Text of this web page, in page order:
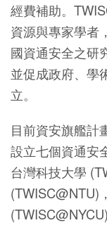
經費補助。
資源與專家學者
國資通安全之研
並促成政府、學
立。
目前資安旗艦計
設立七個資通安
台灣科技大學
(TWISC@NTU)